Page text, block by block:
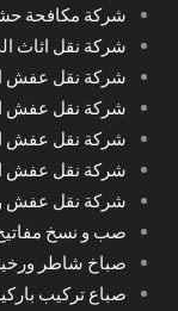
شركة مكافحة
شركة نقل اثاث
شركة نقل عفش
شركة نقل عفش
شركة نقل عفش
شركة نقل عفش
شركة نقل عفش
صب و نسخ مفاتيح
صباخ شاطر
صباع تركيب